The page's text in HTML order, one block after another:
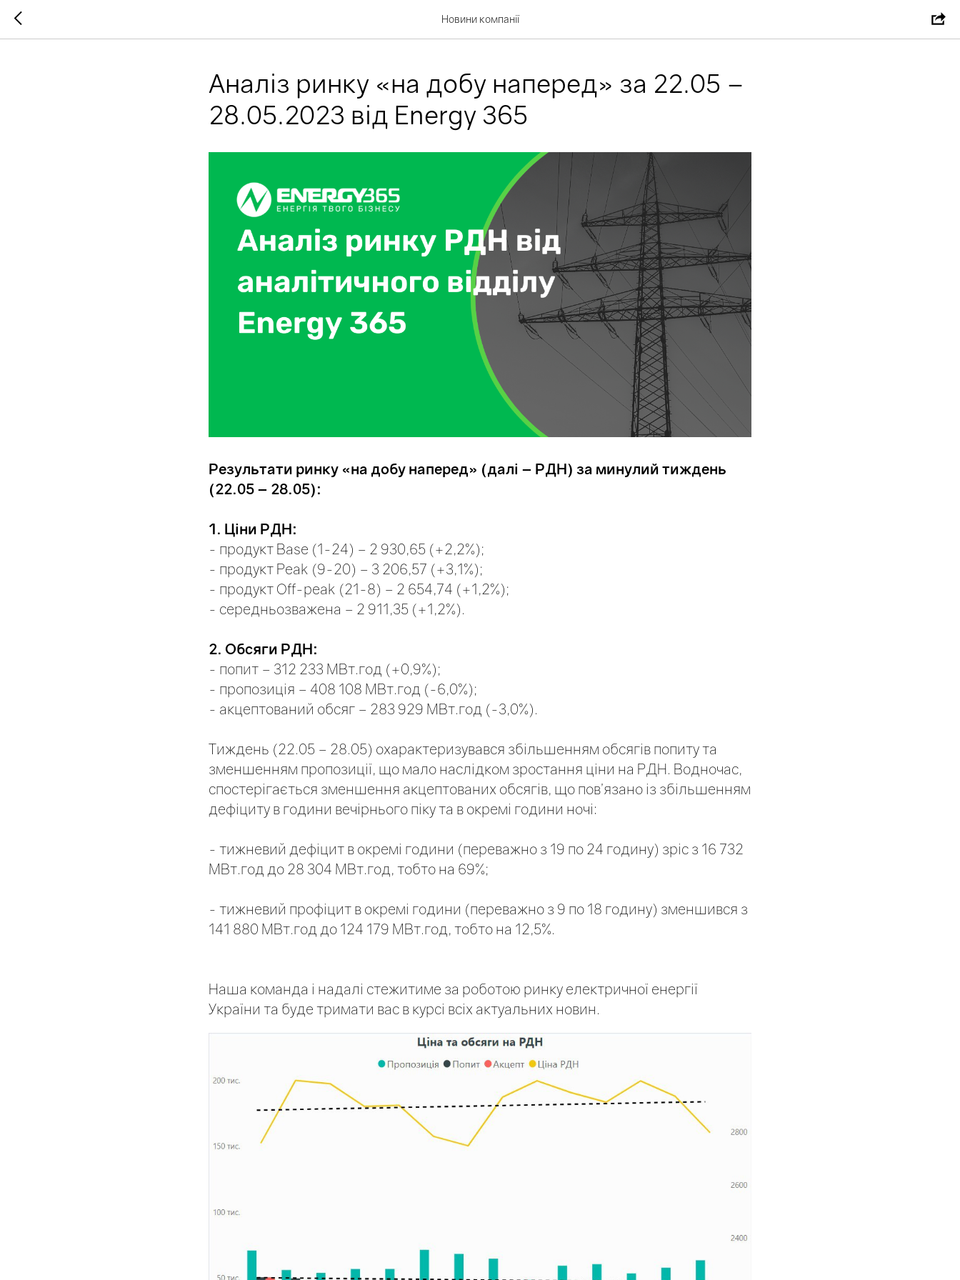
Новини компанії
Аналіз ринку «на добу наперед» за 22.05 –
28.05.2023 від Energy 365
Результати ринку «на добу наперед» (далі – РДН) за минулий тиждень
(22.05 – 28.05):
1. Ціни РДН:
- продукт Base (1-24) – 2 930,65 (+2,2%);
- продукт Peak (9-20) – 3 206,57 (+3,1%);
- продукт Off-peak (21-8) – 2 654,74 (+1,2%);
- середньозважена – 2 911,35 (+1,2%).
2. Обсяги РДН:
- попит – 312 233 МВт.год (+0,9%);
- пропозиція – 408 108 МВт.год (-6,0%);
- акцептований обсяг – 283 929 МВт.год (-3,0%).
Тиждень (22.05 – 28.05) охарактеризувався збільшенням обсягів попиту та
зменшенням пропозиції, що мало наслідком зростання ціни на РДН. Водночас,
спостерігається зменшення акцептованих обсягів, що пов’язано із збільшенням
дефіциту в години вечірнього піку та в окремі години ночі:
- тижневий дефіцит в окремі години (переважно з 19 по 24 годину) зріс з 16 732
МВт.год до 28 304 МВт.год, тобто на 69%;
- тижневий профіцит в окремі години (переважно з 9 по 18 годину) зменшився з
141 880 МВт.год до 124 179 МВт.год, тобто на 12,5%.
Наша команда і надалі стежитиме за роботою ринку електричної енергії
України та буде тримати вас в курсі всіх актуальних новин.